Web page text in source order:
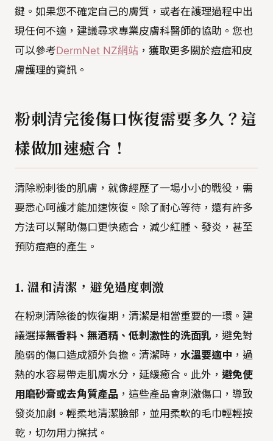
鍵。如果您不確定自己的膚質，或者在護理過程中出
現任何不適，建議尋求專業皮膚科醫師的協助。您也
可以參考DermNet NZ網站 ，獲取更多關於痘痘和皮
膚護理的資訊。
粉刺清完後傷口恢復需要多久？這
樣做加速癒合！
清除粉刺後的肌膚，就像經歷了一場小小的戰役，需
要悉心呵護才能加速恢復。除了耐心等待，還有許多
方法可以幫助傷口更快癒合，減少紅腫、發炎，甚至
預防痘疤的產生。
1. 溫和清潔，避免過度刺激
在粉刺清除後的恢復期，清潔是相當重要的一環。建
議選擇無香料、無酒精、低刺激性的洗面乳 ，避免對
脆弱的傷口造成額外負擔。清潔時， 水溫要適中 ，過
熱的水容易帶走肌膚水分，延緩癒合。此外， 避免使
用磨砂膏或去角質產品 ，這些產品會刺激傷口，導致
發炎加劇。輕柔地清潔臉部，並用柔軟的毛巾輕輕按
乾，切勿用力擦拭。